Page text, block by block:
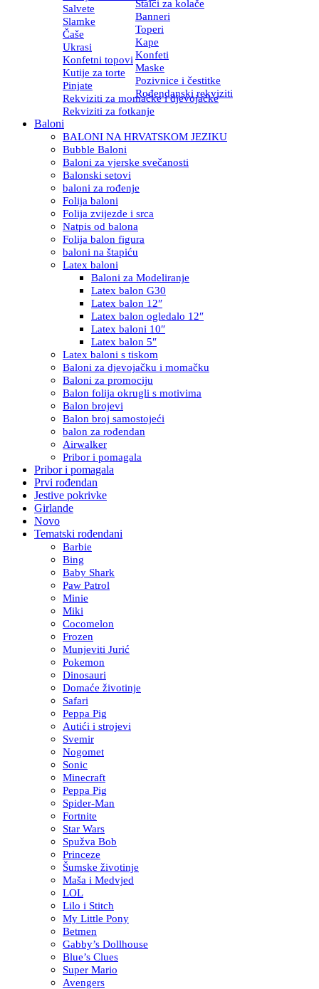
Salvete
Stalci za kolače
Slamke
Banneri
Čaše
Toperi
Ukrasi
Kape
Konfetni topovi Konfeti
Kutije za torte
Maske
Pinjate
Pozivnice i čestitke
Rekviziti za momačke i djevojačke
Rođendanski rekviziti
Rekviziti za fotkanje
Baloni
BALONI NA HRVATSKOM JEZIKU
Bubble Baloni
Baloni za vjerske svečanosti
Balonski setovi
baloni za rođenje
Folija baloni
Folija zvijezde i srca
Natpis od balona
Folija balon figura
baloni na štapiću
Latex baloni
Baloni za Modeliranje
Latex balon G30
Latex balon 12″
Latex balon ogledalo 12″
Latex baloni 10″
Latex balon 5″
Latex baloni s tiskom
Baloni za djevojačku i momačku
Baloni za promociju
Balon folija okrugli s motivima
Balon brojevi
Balon broj samostojeći
balon za rođendan
Airwalker
Pribor i pomagala
Pribor i pomagala
Prvi rođendan
Jestive pokrivke
Girlande
Novo
Tematski rođendani
Barbie
Bing
Baby Shark
Paw Patrol
Minie
Miki
Cocomelon
Frozen
Munjeviti Jurić
Pokemon
Dinosauri
Domaće životinje
Safari
Peppa Pig
Autići i strojevi
Svemir
Nogomet
Sonic
Minecraft
Peppa Pig
Spider-Man
Fortnite
Star Wars
Spužva Bob
Princeze
Šumske životinje
Maša i Medvjed
LOL
Lilo i Stitch
My Little Pony
Betmen
Gabby’s Dollhouse
Blue’s Clues
Super Mario
Avengers